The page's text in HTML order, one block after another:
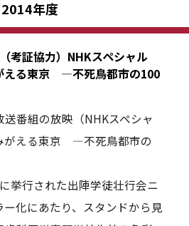
2014年度
考証協力）NHKスペシャル
える東京 ―不死鳥都市の100
番組の放映（NHKスペシャ
がえる東京 ―不死鳥都市の
挙行された出陣学徒壮行会ニ
ー化にあたり、スタンドから見